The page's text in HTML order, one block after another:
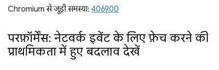
Chromium से जुड़ी समस्या: 406900
परफ़ॉर्मेंस: नेटवर्क इवेंट के लिए फ़ेच करने की
प्राथमिकता में हुए बदलाव देखें